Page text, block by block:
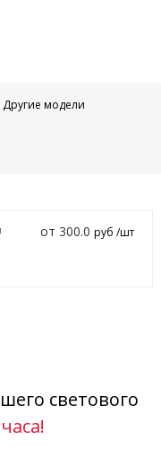
Другие модели
от 300.0руб /шт
светового